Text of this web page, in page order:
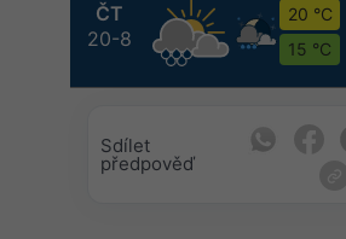
ČT
20-8
20 °C
15 °C
Sdílet
předpověď